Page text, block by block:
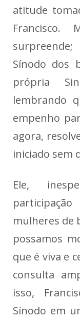
atitude
Sínodo dos
própria
lembrando
empenho
agora,
iniciado sem
Ele,
mulheres de
possamos
que é viva e
consulta
isso,
Sínodo em